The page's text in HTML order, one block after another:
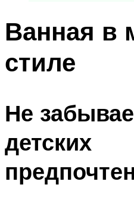
Ванная в
стиле
Не
детских